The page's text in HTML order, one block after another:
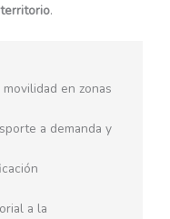
.
en zonas
a demanda y
a la